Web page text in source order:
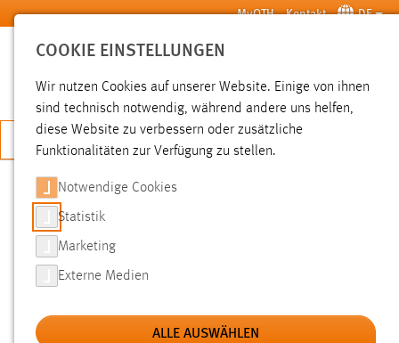
Zum Hauptinhalt springen MyOTH Kontakt DE
SUCHE
JETZT BEWERBEN
SUCHE
FILTER
Typ
COOKIE EINSTELLUNGEN
Wir nutzen Cookies auf unserer Website. Einige von ihnen
sind technisch notwendig, während andere uns helfen,
diese Website zu verbessern oder zusätzliche
Funktionalitäten zur Verfügung zu stellen.
Notwendige Cookies
Statistik
Marketing
Externe Medien
ALLE AUSWÄHLEN